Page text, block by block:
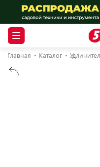
Главная Каталог